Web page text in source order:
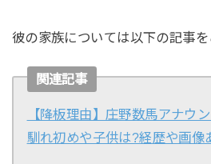
彼の家族については以下の記事を
関連記事
【降板理由】庄野数馬アナウ
馴れ初めや子供は?経歴や画像